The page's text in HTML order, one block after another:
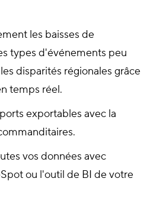
les baisses de
types d'événements peu
disparités régionales grâce
temps réel.
exportables avec la
vos données avec
ou l'outil de BI de votre